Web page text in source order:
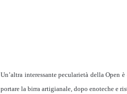
Un’altra interessante pecularietà della Open
portare la birra artigianale, dopo enoteche e